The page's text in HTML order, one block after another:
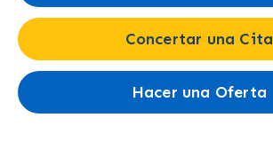
Concertar una Cita
Hacer una Oferta